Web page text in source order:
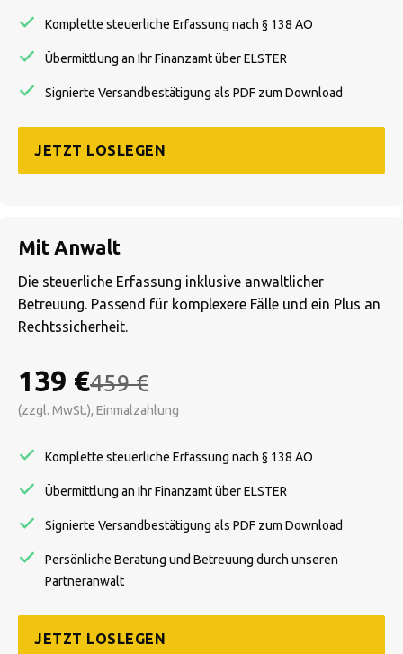
Komplette steuerliche Erfassung nach § 138 AO
Übermittlung an Ihr Finanzamt über ELSTER
Signierte Versandbestätigung als PDF zum Download
JETZT LOSLEGEN
Mit Anwalt
Die steuerliche Erfassung inklusive anwaltlicher
Betreuung. Passend für komplexere Fälle und ein Plus an
Rechtssicherheit.
139 €459 €
(zzgl. MwSt.), Einmalzahlung
Komplette steuerliche Erfassung nach § 138 AO
Übermittlung an Ihr Finanzamt über ELSTER
Signierte Versandbestätigung als PDF zum Download
Persönliche Beratung und Betreuung durch unseren
Partneranwalt
JETZT LOSLEGEN